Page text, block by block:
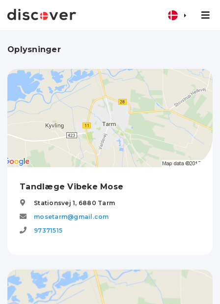
Oplysninger
Tandlæge Vibeke Mose
Stationsvej 1, 6880 Tarm
mosetarm@gmail.com
97371515